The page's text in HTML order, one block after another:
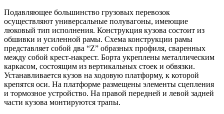
Подавляющее большинство грузовых перевозок
осуществляют универсальные полувагоны, имеющие
люковый тип исполнения. Конструкция кузова состоит из
обшивки и усиленной рамы. Схема конструкции рамы
представляет собой два “Z” образных профиля, сваренных
между собой крест-накрест. Борта укреплены металлическим
каркасом, состоящим из вертикальных стоек и обвязки.
Устанавливается кузов на ходовую платформу, к которой
крепятся оси. На платформе размещены элементы сцепления
и тормозное устройство. На правой передней и левой задней
части кузова монтируются трапы.